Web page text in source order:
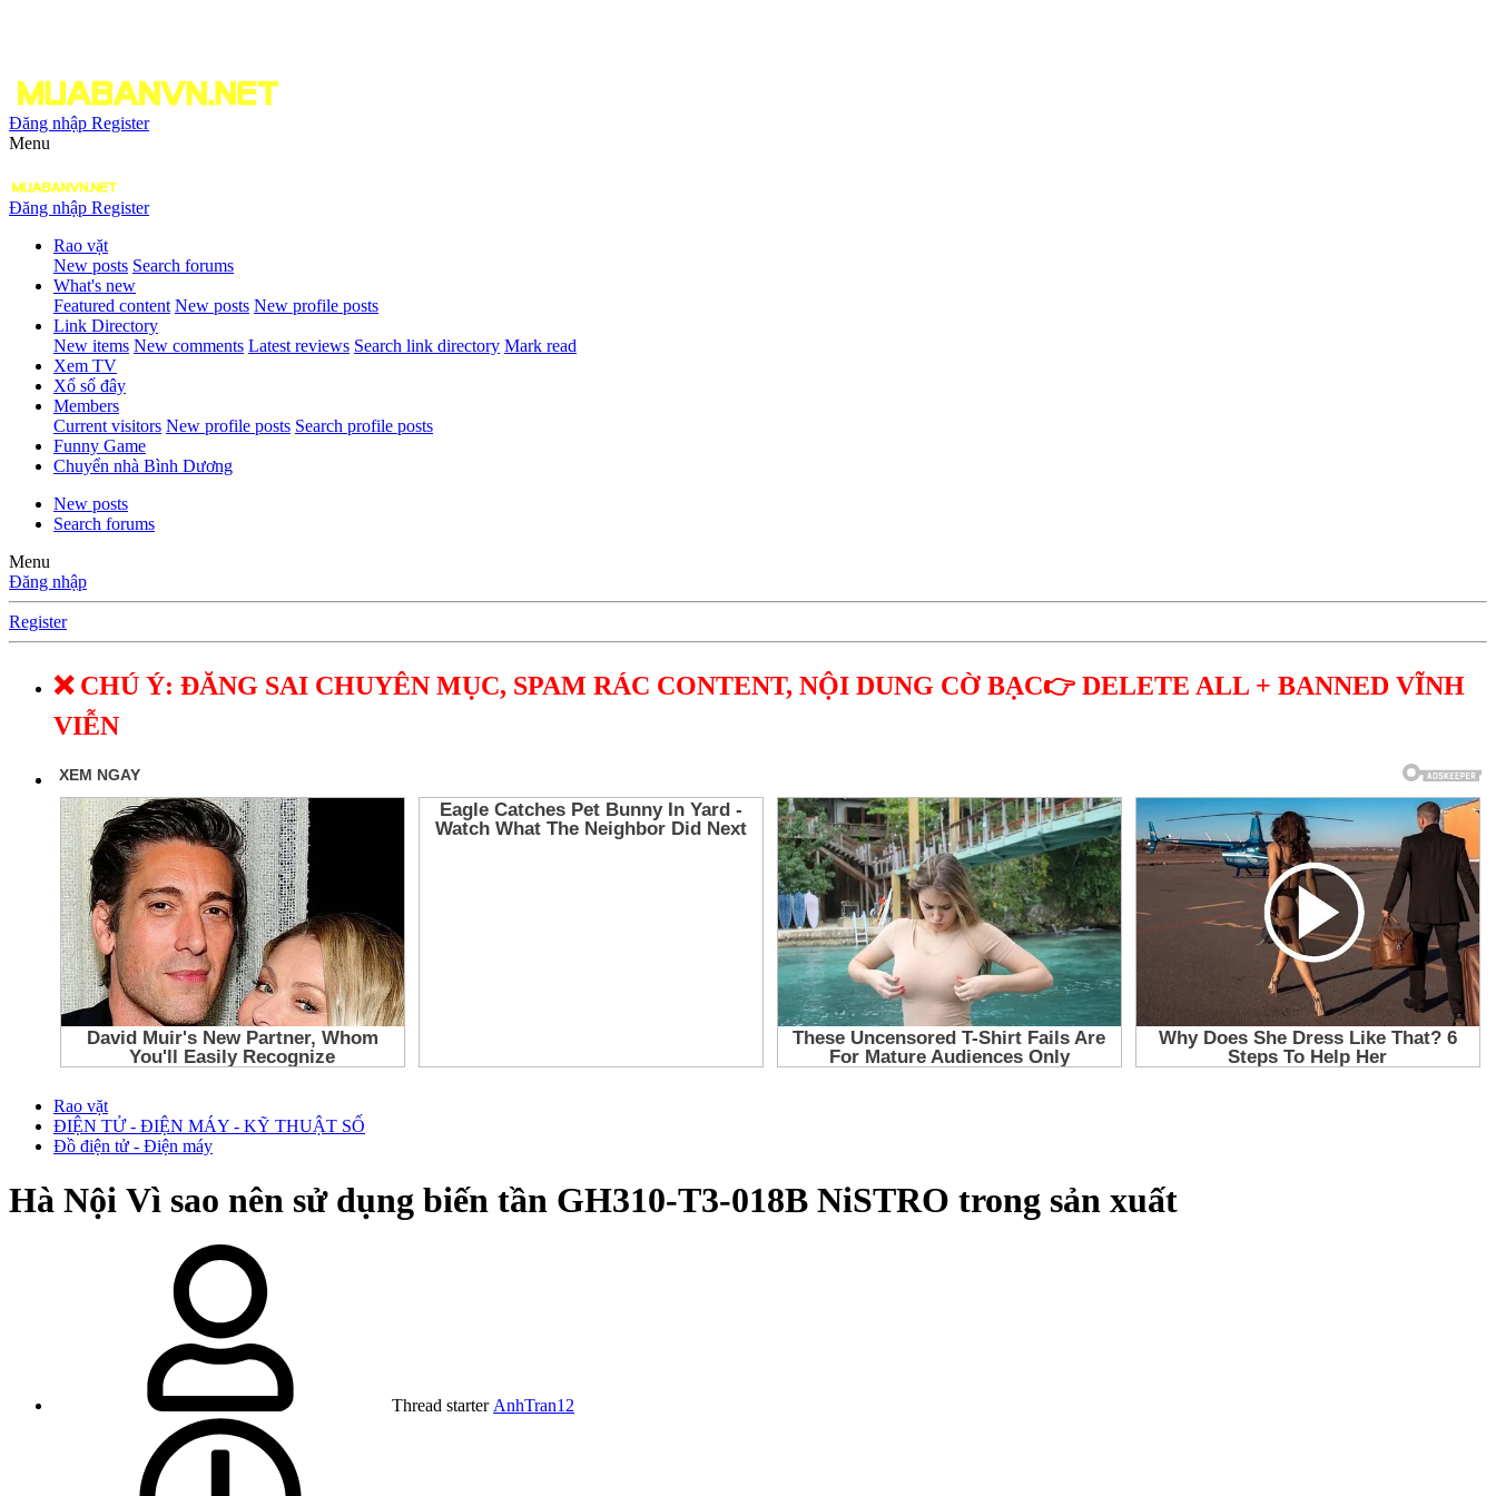
Đăng nhập Register
Menu
Đăng nhập Register
Rao vặt
New posts Search forums
What's new
Featured content New posts New profile posts
Link Directory
New items New comments Latest reviews Search link directory Mark read
Xem TV
Xổ số đây
Members
Current visitors New profile posts Search profile posts
Funny Game
Chuyển nhà Bình Dương
New posts
Search forums
Menu
Đăng nhập
Register
❌ CHÚ Ý: ĐĂNG SAI CHUYÊN MỤC, SPAM RÁC CONTENT, NỘI DUNG CỜ BẠC👉 DELETE ALL + BANNED VĨNH
VIỄN
Rao vặt
ĐIỆN TỬ - ĐIỆN MÁY - KỸ THUẬT SỐ
Đồ điện tử - Điện máy
Hà Nội Vì sao nên sử dụng biến tần GH310-T3-018B NiSTRO trong sản xuất
Thread starter AnhTran12